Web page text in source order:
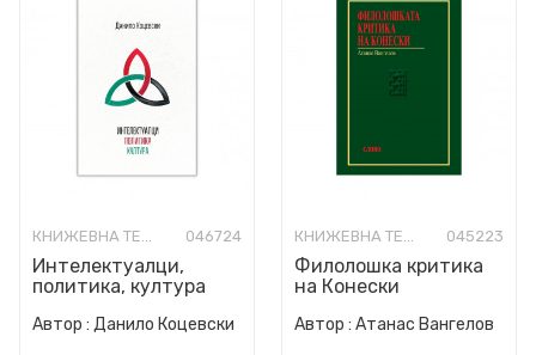
КНИЖЕВНА ТЕОРИЈА И КРИТИКА 046724
Интелектуалци,
политика, култура
Автор : Данило Коцевски
КНИЖЕВНА ТЕОРИЈА И КРИТИКА 045223
Филолошка критика
на Конески
Автор : Атанас Вангелов